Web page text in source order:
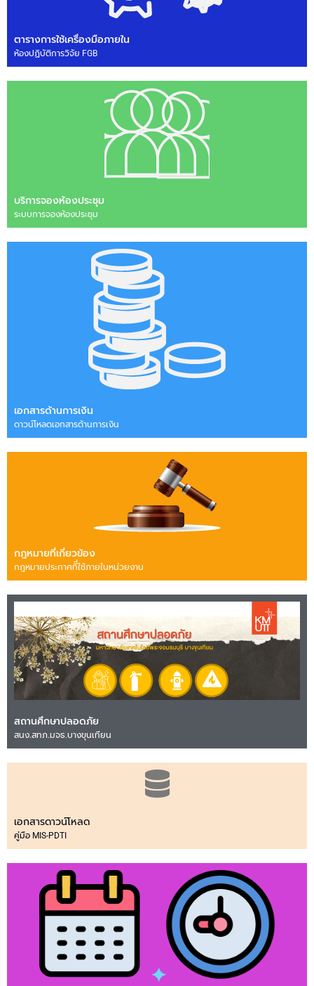
ตารางการใช้เครื่องมือภายใน
ห้องปฏิบัติการวิจัย FGB
บริการจองห้องประชุม
ระบบการจองห้องประชุม
เอกสารด้านการเงิน
ดาวน์โหลดเอกสารด้านการเงิน
กฎหมายที่เกี่ยวข้อง
กฎหมายประกาศทีี่ใช้ภายในหน่วยงาน
สถานศึกษาปลอดภัย
สนง.สทภ.มจธ.บางขุนเทียน
เอกสารดาวน์โหลด
คู่มือ MIS-PDTI